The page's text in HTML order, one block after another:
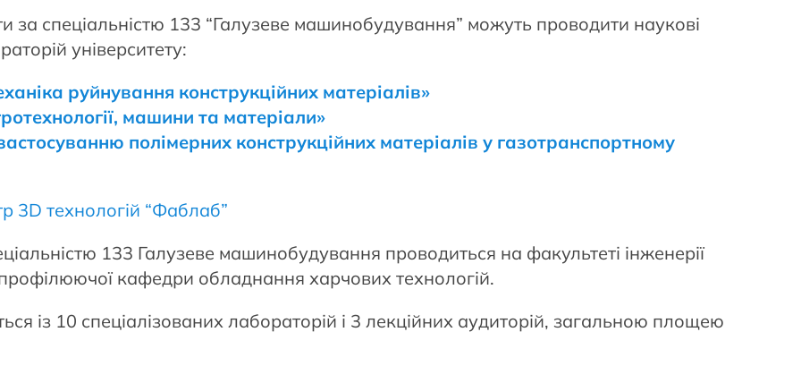
за спеціальністю 133 “Галузеве машинобудування” можуть проводити наукові
університету:
руйнування конструкційних матеріалів»
машини та матеріали»
полімерних конструкційних матеріалів у газотранспортному
3D технологій “Фаблаб”
133 Галузеве машинобудування проводиться на факультеті інженерії
кафедри обладнання харчових технологій.
із 10 спеціалізованих лабораторій і 3 лекційних аудиторій, загальною площею